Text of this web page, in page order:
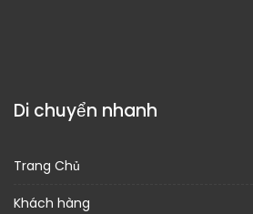
Di chuyển nhanh
Trang Chủ
Khách hàng